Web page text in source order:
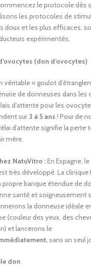
le protocole dès
les protocoles de
doux et les plus efficaces,
expérimentés.
(don d’ovocytes)
véritable « goulot
de donneuses dans les
d’attente pour les
sur 3 à 5 ans ! Pour de
d’attente signifie la perte
mère.
NatuVitro :En Espagne,
très développé. La clinique
propre banque étendue de
santé et soigneusement
la donneuse idéale
(couleur des yeux, des
et lancerons le
, sans un seul
don